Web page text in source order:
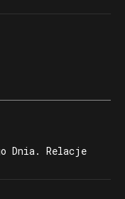
Dnia. Relacje